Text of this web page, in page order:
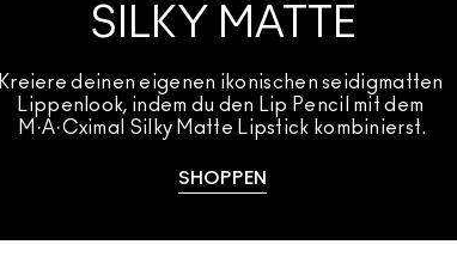
SILKY MATTE
Kreiere deinen eigenen ikonischen seidigmatten
Lippenlook, indem du den Lip Pencil mit dem
M·A·Cximal Silky Matte Lipstick kombinierst.
SHOPPEN